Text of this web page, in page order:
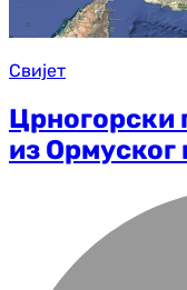
Свијет
Црногорски
из